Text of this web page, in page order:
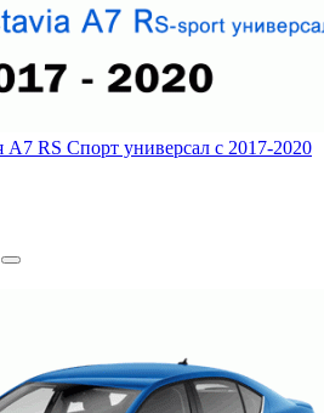
RS Спорт универсал с 2017-2020